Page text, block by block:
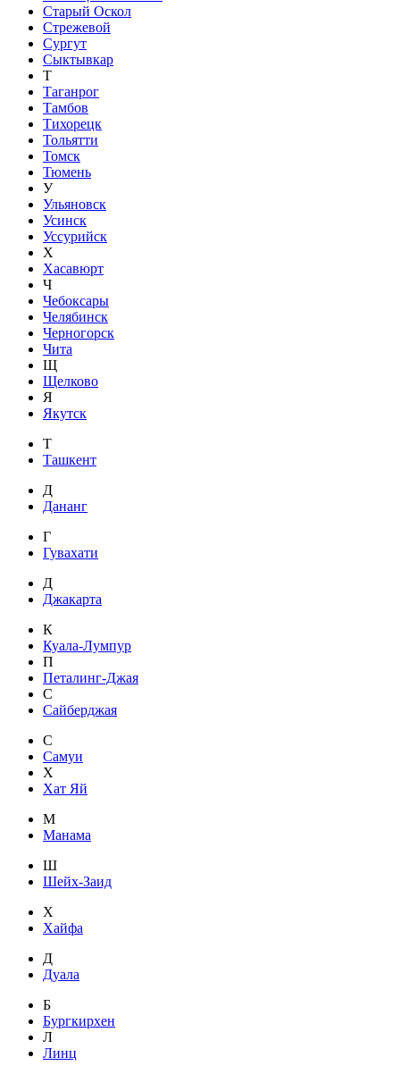
Старый Оскол
Стрежевой
Сургут
Сыктывкар
Т
Таганрог
Тамбов
Тихорецк
Тольятти
Томск
Тюмень
У
Ульяновск
Усинск
Уссурийск
Х
Хасавюрт
Ч
Чебоксары
Челябинск
Черногорск
Чита
Щ
Щелково
Я
Якутск
Т
Ташкент
Д
Дананг
Г
Гувахати
Д
Джакарта
К
Куала-Лумпур
П
Петалинг-Джая
С
Сайберджая
С
Самуи
Х
Хат Яй
М
Манама
Ш
Шейх-Заид
Х
Хайфа
Д
Дуала
Б
Бургкирхен
Л
Линц